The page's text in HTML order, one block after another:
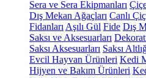
Sera ve Sera Ekipmanları
Dış Mekan Ağaçları Canlı
Fidanları Aşılı Gül Fide Dış
Saksı ve Aksesuarları
Saksı Aksesuarları Saksı
Evcil Hayvan Ürünleri Kedi
Hijyen ve Bakım Ürünleri